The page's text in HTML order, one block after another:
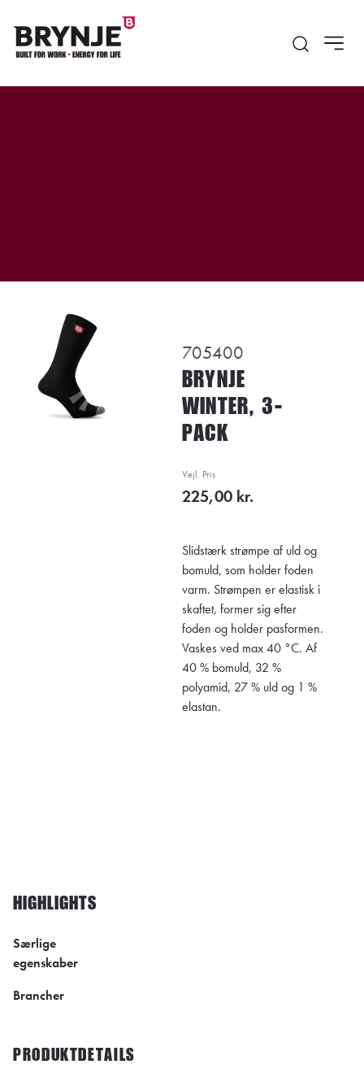
705400
BRYNJE
WINTER, 3-
PACK
Vejl. Pris
225,00 kr.
Slidstærk strømpe af uld og
bomuld, som holder foden
varm. Strømpen er elastisk i
skaftet, former sig efter
foden og holder pasformen.
Vaskes ved max 40 °C. Af
40 % bomuld, 32 %
polyamid, 27 % uld og 1 %
elastan.
HIGHLIGHTS
Særlige
egenskaber
Brancher
PRODUKTDETAILS